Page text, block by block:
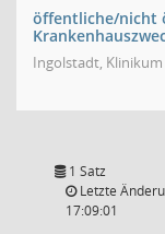
öffentliche/nicht
Ingolstadt,
1 Satz
Letzte
17:09:01